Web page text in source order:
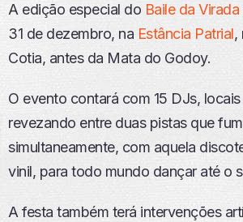
A edição especial do Baile da Virada
31 de dezembro, na Estância Patrial,
Cotia, antes da Mata do Godoy.
O evento contará com 15 DJs,
revezando entre duas pistas que
simultaneamente, com aquela
vinil, para todo mundo dançar até o
A festa também terá intervenções